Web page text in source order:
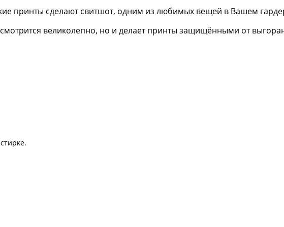
принты сделают свитшот, одним из любимых вещей в Вашем
великолепно, но и делает принты защищёнными от